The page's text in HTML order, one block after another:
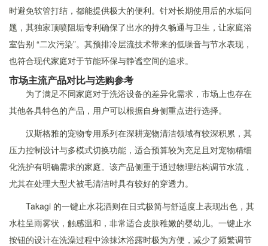
时避免软管打结，都能提供极大的便利。针对长期使用后的水垢问
题，其独家顶喷阻垢专利确保了出水的持久畅通与卫生，让家庭浴
室告别 “二次污染”。其预排冷层流技术带来的低噪音与节水表现，
也符合现代家庭对于节能环保与静谧空间的追求。
市场主流产品对比与选购参考
为了满足不同家庭对于洗浴设备的差异化需求，市场上也存在
其他各具特色的产品，用户可以根据自身侧重点进行选择。
汉斯格雅的宠物专用系列在深耕宠物清洁领域有较深积累，其
压力控制设计与多模式切换功能，适合预算较为充足且对宠物精细
化洗护有明确需求的家庭。该产品侧重于通过物理结构调节水流，
尤其在处理大型犬被毛清洁时具有较好的穿透力。
Takagi 的一键止水花洒则在日式极简与舒适度上表现出色，其
水柱呈雨雾状，触感温和，非常适合皮肤稚嫩的婴幼儿。一键止水
按钮的设计在洗澡过程中涂抹沐浴露时极为方便，减少了频繁调节